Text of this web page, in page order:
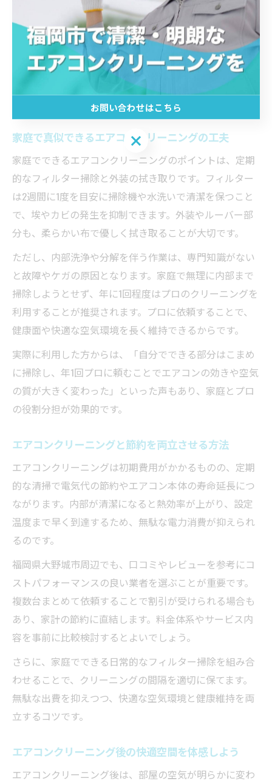
持しやすくなります。清掃前後の動作確認や水漏れチェ
ックも欠かせない工程です。
このような専門的な清掃ポイントを押さえることで、家
族の健康リスクを最小限に抑え、エアコンの寿命延長や
省エネにもつながります。経験豊富な業者のアドバイス
を参考に、安心して依頼すると良いでしょう。
家庭で真似できるエアコンクリーニングの工夫
家庭でできるエアコンクリーニングのポイントは、定期
的なフィルター掃除と外装の拭き取りです。フィルター
は2週間に1度を目安に掃除機や水洗いで清潔を保つこと
で、埃やカビの発生を抑制できます。外装やルーバー部
分も、柔らかい布で優しく拭き取ることが大切です。
ただし、内部洗浄や分解を伴う作業は、専門知識がない
と故障やケガの原因となります。家庭で無理に内部まで
掃除しようとせず、年に1回程度はプロのクリーニングを
利用することが推奨されます。プロに依頼することで、
健康面や快適な空気環境を長く維持できるからです。
実際に利用した方からは、「自分でできる部分はこまめ
に掃除し、年1回プロに頼むことでエアコンの効きや空気
の質が大きく変わった」といった声もあり、家庭とプロ
の役割分担が効果的です。
エアコンクリーニングと節約を両立させる方法
エアコンクリーニングは初期費用がかかるものの、定期
的な清掃で電気代の節約やエアコン本体の寿命延長につ
ながります。内部が清潔になると熱効率が上がり、設定
温度まで早く到達するため、無駄な電力消費が抑えられ
るのです。
福岡県大野城市周辺でも、口コミやレビューを参考にコ
ストパフォーマンスの良い業者を選ぶことが重要です。
複数台まとめて依頼することで割引が受けられる場合も
あり、家計の節約に直結します。料金体系やサービス内
容を事前に比較検討するとよいでしょう。
さらに、家庭でできる日常的なフィルター掃除を組み合
わせることで、クリーニングの間隔を適切に保てます。
無駄な出費を抑えつつ、快適な空気環境と健康維持を両
立するコツです。
エアコンクリーニング後の快適空間を体感しよう
エアコンクリーニング後は、部屋の空気が明らかに変わ
お問い合わせはこちら
お問い合わせはこちら